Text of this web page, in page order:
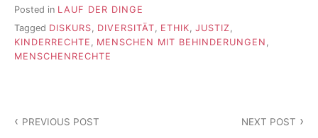
Posted in LAUF DER DINGE
Tagged DISKURS, DIVERSITÄT, ETHIK, JUSTIZ,
KINDERRECHTE , MENSCHEN MIT BEHINDERUNGEN ,
MENSCHENRECHTE
PREVIOUS POST NEXT POST